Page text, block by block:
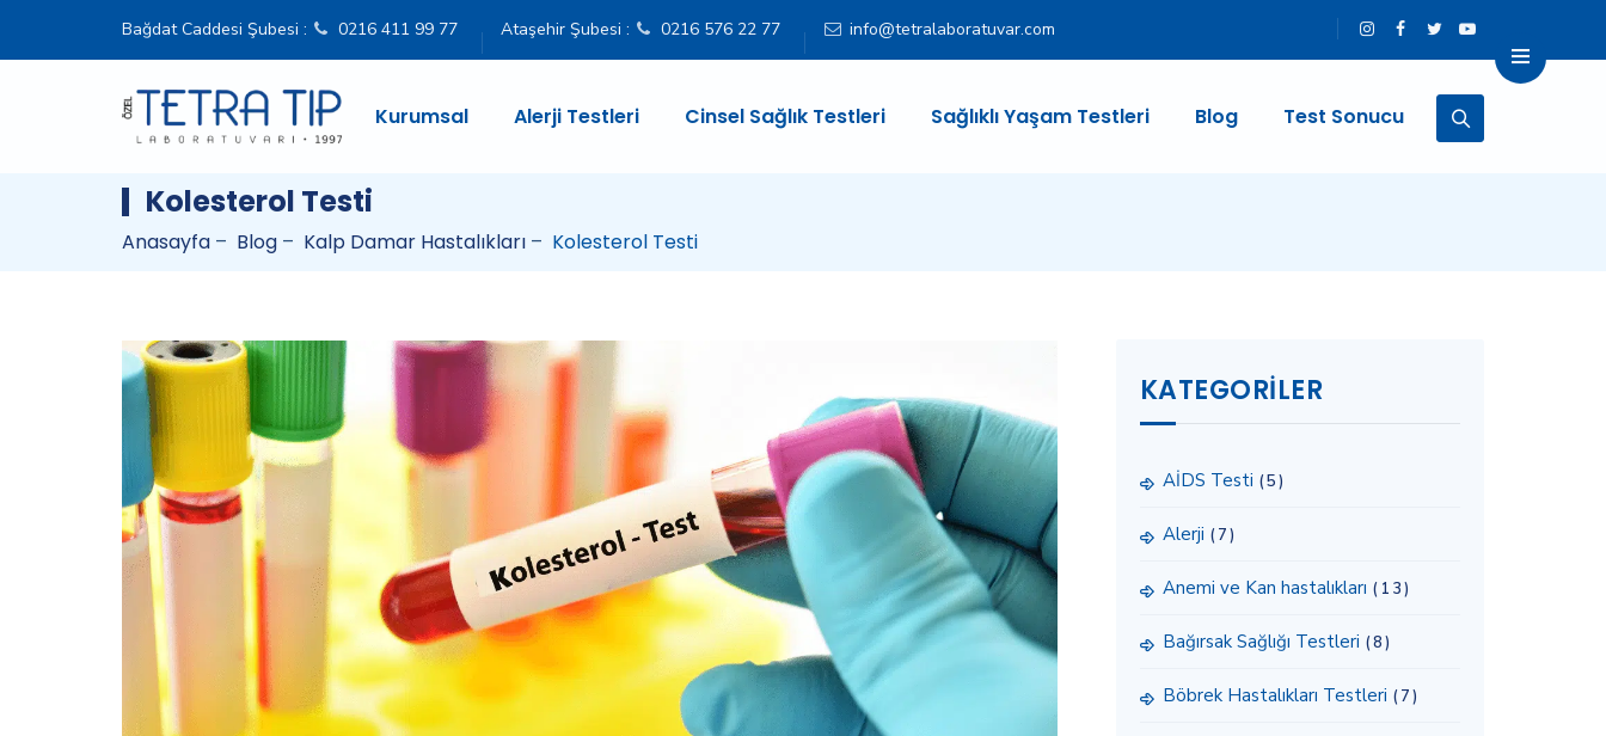
Bağdat Caddesi Şubesi : 0216 411 99 77 Ataşehir Şubesi : 0216 576 22 77 info@tetralaboratuvar.com
Kurumsal Alerji Testleri Cinsel Sağlık Testleri Sağlıklı Yaşam Testleri Blog Test Sonucu
Kolesterol Testi
Anasayfa – Blog – Kalp Damar Hastalıkları – Kolesterol Testi
KATEGORILER
AİDS Testi (5)
Alerji (7)
Anemi ve Kan hastalıkları (13)
Bağırsak Sağlığı Testleri (8)
Böbrek Hastalıkları Testleri (7)